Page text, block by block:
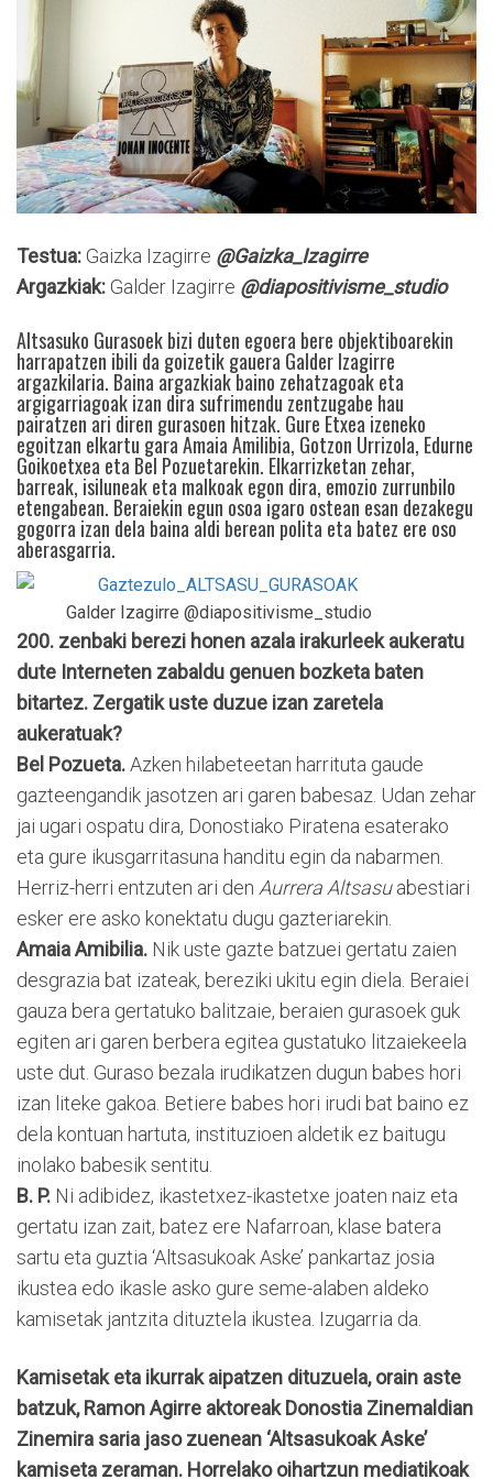
Testua: Gaizka Izagirre @Gaizka_Izagirre
Argazkiak: Galder Izagirre @diapositivisme_studio
Altsasuko Gurasoek bizi duten egoera bere objektiboarekin
harrapatzen ibili da goizetik gauera Galder Izagirre
argazkilaria. Baina argazkiak baino zehatzagoak eta
argigarriagoak izan dira sufrimendu zentzugabe hau
pairatzen ari diren gurasoen hitzak. Gure Etxea izeneko
egoitzan elkartu gara Amaia Amilibia, Gotzon Urrizola, Edurne
Goikoetxea eta Bel Pozuetarekin. Elkarrizketan zehar,
barreak, isiluneak eta malkoak egon dira, emozio zurrunbilo
etengabean. Beraiekin egun osoa igaro ostean esan dezakegu
gogorra izan dela baina aldi berean polita eta batez ere oso
aberasgarria.
Galder Izagirre @diapositivisme_studio
200. zenbaki berezi honen azala irakurleek aukeratu
dute Interneten zabaldu genuen bozketa baten
bitartez. Zergatik uste duzue izan zaretela
aukeratuak?
Bel Pozueta.Azken hilabeteetan harrituta gaude
gazteengandik jasotzen ari garen babesaz. Udan zehar
jai ugari ospatu dira, Donostiako Piratena esaterako
eta gure ikusgarritasuna handitu egin da nabarmen.
Herriz-herri entzuten ari den Aurrera Altsasuabestiari
esker ere asko konektatu dugu gazteriarekin.
Amaia Amibilia. Nik uste gazte batzuei gertatu zaien
desgrazia bat izateak, bereziki ukitu egin diela. Beraiei
gauza bera gertatuko balitzaie, beraien gurasoek guk
egiten ari garen berbera egitea gustatuko litzaiekeela
uste dut. Guraso bezala irudikatzen dugun babes hori
izan liteke gakoa. Betiere babes hori irudi bat baino ez
dela kontuan hartuta, instituzioen aldetik ez baitugu
inolako babesik sentitu.
B. P. Ni adibidez, ikastetxez-ikastetxe joaten naiz eta
gertatu izan zait, batez ere Nafarroan, klase batera
sartu eta guztia ‘Altsasukoak Aske’ pankartaz josia
ikustea edo ikasle asko gure seme-alaben aldeko
kamisetak jantzita dituztela ikustea. Izugarria da.
Kamisetak eta ikurrak aipatzen dituzuela, orain aste
batzuk, Ramon Agirre aktoreak Donostia Zinemaldian
Zinemira saria jaso zuenean ‘Altsasukoak Aske’
kamiseta zeraman. Horrelako oihartzun mediatikoak